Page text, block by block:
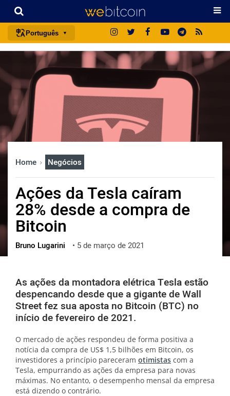
Português
português (BR)
english
español
français
italiano
中文
한국어
العربية
ไทย
ქართული
vietnamese
Home Negócios
Ações da Tesla caíram
28% desde a compra de
Bitcoin
Bruno Lugarini • 5 de março de 2021
As ações da montadora elétrica Tesla estão
despencando desde que a gigante de Wall
Street fez sua aposta no Bitcoin (BTC) no
início de fevereiro de 2021.
O mercado de ações respondeu de forma positiva a
notícia da compra de US$ 1,5 bilhões em Bitcoin, os
investidores a princípio pareceram otimistas com a
Tesla, empurrando as ações da empresa para novas
máximas. No entanto, o desempenho mensal da empresa
está dizendo o contrário.